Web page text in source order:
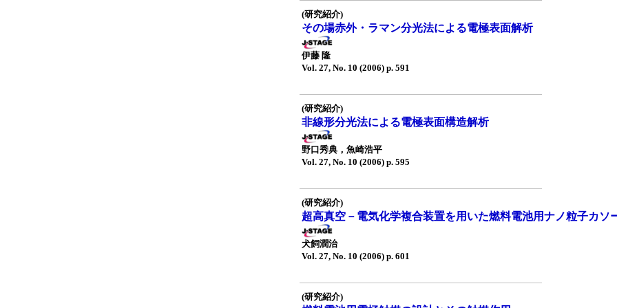
(研究紹介)
その場赤外・ラマン分光法による電極表面解析
伊藤 隆
Vol. 27, No. 10 (2006) p. 591
(研究紹介)
非線形分光法による電極表面構造解析
野口秀典，魚崎浩平
Vol. 27, No. 10 (2006) p. 595
(研究紹介)
超高真空－電気化学複合装置を用いた燃料電池用ナノ粒子カソ
犬飼潤治
Vol. 27, No. 10 (2006) p. 601
(研究紹介)